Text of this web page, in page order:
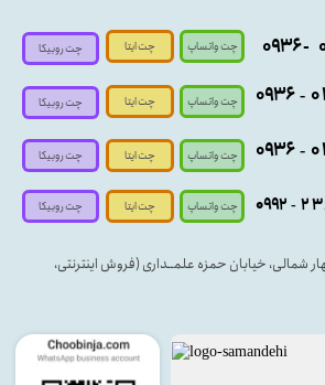
- ۰۹۳۶
شمالی، خیابان حمزه علمــداری (فروش اینترنتی،
-۰۹۳۶
- ۰۹۳۶
۲۳ - ۰۹۹۲
چت واتساپ
چت واتساپ
چت واتساپ
چت واتساپ
چت ایتا
چت ایتا
چت ایتا
چت ایتا
چت روبیکا
چت روبیکا
چت روبیکا
چت روبیکا